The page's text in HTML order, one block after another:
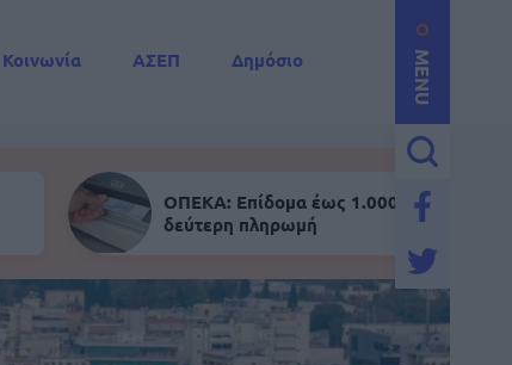
MENU
Κοινωνία ΑΣΕΠ
Δημόσιο
ΟΠΕΚΑ: Επίδομα έως 1.000 ευρώ -
δεύτερη πληρωμή